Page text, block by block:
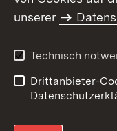
unserer
Technisch
Drittanbieter-